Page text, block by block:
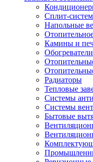
Сплит-
Напольные
Камины и
Обогреватели
Радиаторы
Тепловые
Системы
Системы
Бытовые